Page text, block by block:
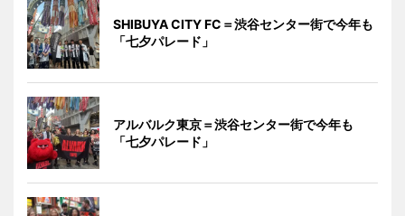
SHIBUYA CITY FC＝渋谷センター街で今年も
「七夕パレード」
アルバルク東京＝渋谷センター街で今年も
「七夕パレード」